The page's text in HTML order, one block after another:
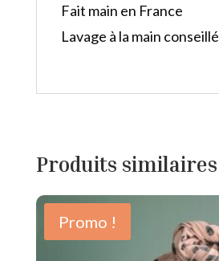
Fait main en France
Lavage à la main conseillé
Produits similaires
Promo !